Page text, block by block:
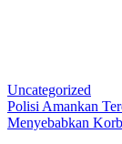
Uncategorized
Polisi Amankan
Menyebabkan